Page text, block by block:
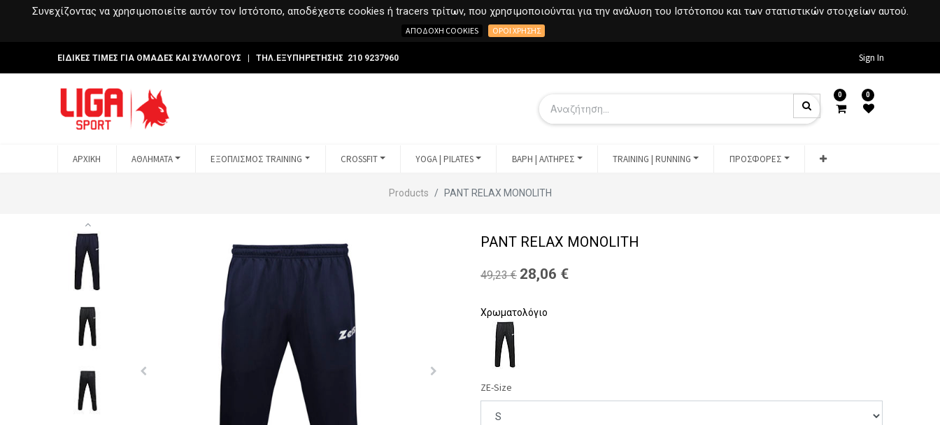
Συνεχίζοντας να χρησιμοποιείτε αυτόν τον Ιστότοπο, αποδέχεστε cookies ή tracers τρίτων, που χρησιμοποιούνται για την ανάλυση του Ιστότοπου και των στατιστικών στοιχείων αυτού.
ΑΠΟΔΟΧΉ COOKIES ΌΡΟΙ ΧΡΉΣΗΣ
ΕΙΔΙΚΕΣ ΤΙΜΕΣ ΓΙΑ ΟΜΑΔΕΣ ΚΑΙ ΣΥΛΛΟΓΟΥΣ | ΤΗΛ.ΕΞΥΠΗΡΕΤΗΣΗΣ 210 9237960 Sign In
0 0
ΑΡΧΙΚΗ ΑΘΛΗΜΑΤΑ ΕΞΟΠΛΙΣΜΟΣ TRAINING CROSSFIT YOGA | PILATES ΒΑΡΗ | ΑΛΤΗΡΕΣ TRAINING | RUNNING ΠΡΟΣΦΟΡΕΣ
Products PANT RELAX MONOLITH
PANT RELAX MONOLITH
49,23€ 28,06 €
Χρωματολόγιο
ZE-Size